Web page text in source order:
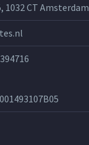
1032 CT Amsterdam